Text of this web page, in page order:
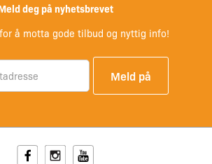
deg på nyhetsbrevet
å motta gode tilbud og nyttig info!
FacebookInstagramYoutube